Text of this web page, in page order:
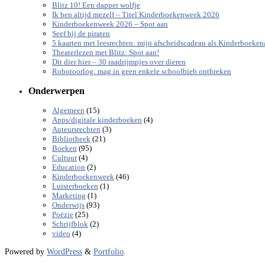
Blitz 10! Een dapper wolfje
Ik ben altijd mezelf – Titel Kinderboekenweek 2026
Kinderboekenweek 2026 – Spot aan
Seef bij de piraten
5 kaarten met leesrechten: mijn afscheidscadeau als
Theaterlezen met Blitz: Spot aan!
Dit dier hier – 30 raadrijmpjes over dieren
Robotoorlog: mag in geen enkele schoolbieb ontbreken
Onderwerpen
Algemeen (15)
Apps/digitale kinderboeken (4)
Auteursrechten (3)
Bibliotheek (21)
Boeken (95)
Cultuur(4)
Education (2)
Kinderboekenweek (46)
Luisterboeken (1)
Marketing (1)
Onderwijs (93)
Poëzie (25)
Schrijfblok (2)
video (4)
Powered by WordPress & Portfolio.